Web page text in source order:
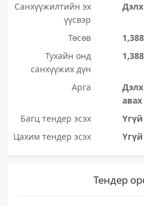
Санхүүжилтийн эх
үүсвэр
Төсөв
Тухайн онд
санхүүжих дүн
Арга
Багц тендер эсэх
Үгүй
Цахим тендер эсэх
Үгүй
Тендер